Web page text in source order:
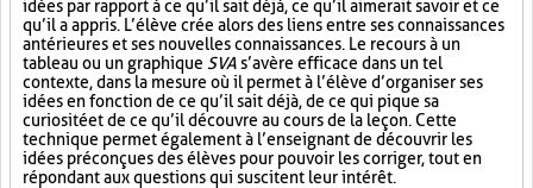
idées par rapport à ce qu’il sait déjà, ce qu’il aimerait savoir et ce
qu’il a appris. L’élève crée alors des liens entre ses connaissances
antérieures et ses nouvelles connaissances. Le recours à un
tableau ou un graphique SVA s’avère efficace dans un tel
contexte, dans la mesure où il permet à l’élève d’organiser ses
idées en fonction de ce qu’il sait déjà, de ce qui pique sa
curiosité et de ce qu’il découvre au cours de la leçon. Cette
technique permet également à l’enseignant de découvrir les
idées préconçues des élèves pour pouvoir les corriger, tout en
répondant aux questions qui suscitent leur intérêt.